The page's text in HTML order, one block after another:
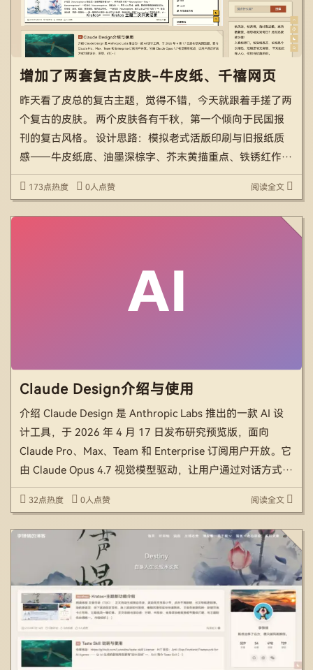
增加了两套复古皮肤-牛皮纸、千禧网页
昨天看了皮总的复古主题，觉得不错，今天就跟着手搓了两
个复古的皮肤。 两个皮肤各有千秋，第一个倾向于民国报
刊的复古风格。 设计思路：模拟老式活版印刷与旧报纸质
感——牛皮纸底、油墨深棕字、芥末黄描重点、铁锈红作副
强调、靛蓝作链接冷点缀。使用衬线字体（宋体 / Serif）+
打字机风格的正文，加上一层极淡的做旧噪点与网点纹 […]
173点热度 0人点赞 阅读全文
Claude Design介绍与使用
介绍 Claude Design 是 Anthropic Labs 推出的一款 AI 设
计工具，于 2026 年 4 月 17 日发布研究预览版，面向
Claude Pro、Max、Team 和 Enterprise 订阅用户开放。它
由 Claude Opus 4.7 视觉模型驱动，让用户通过对话方式创
建设计、原型、幻 […]
32点热度 0人点赞 阅读全文